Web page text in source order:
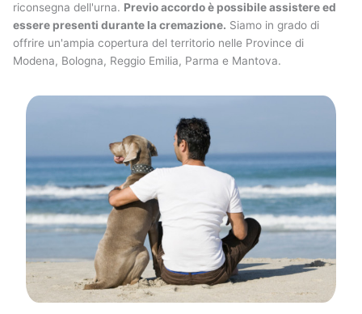
riconsegna dell'urna. Previo accordo è possibile assistere ed
essere presenti durante la cremazione. Siamo in grado di
offrire un'ampia copertura del territorio nelle Province di
Modena, Bologna, Reggio Emilia, Parma e Mantova.